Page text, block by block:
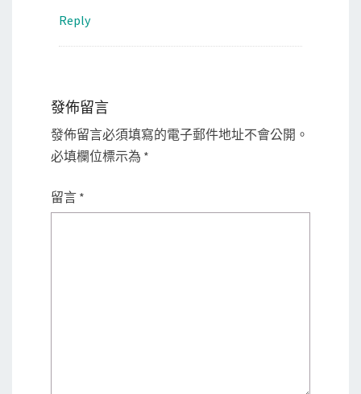
Reply
發佈留言
發佈留言必須填寫的電子郵件地址不會公開。
必填欄位標示為 *
留言 *